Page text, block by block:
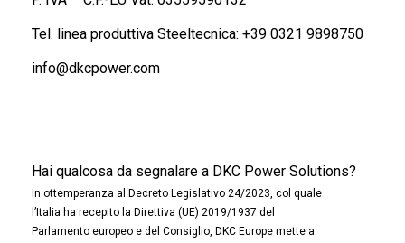
Tel. linea produttiva Steeltecnica: +39 0321 9898750
info@dkcpower.com
Hai qualcosa da segnalare a DKC Power Solutions?
In ottemperanza al Decreto Legislativo 24/2023, col quale
l’Italia ha recepito la Direttiva (UE) 2019/1937 del
Parlamento europeo e del Consiglio, DKC Europe mette a